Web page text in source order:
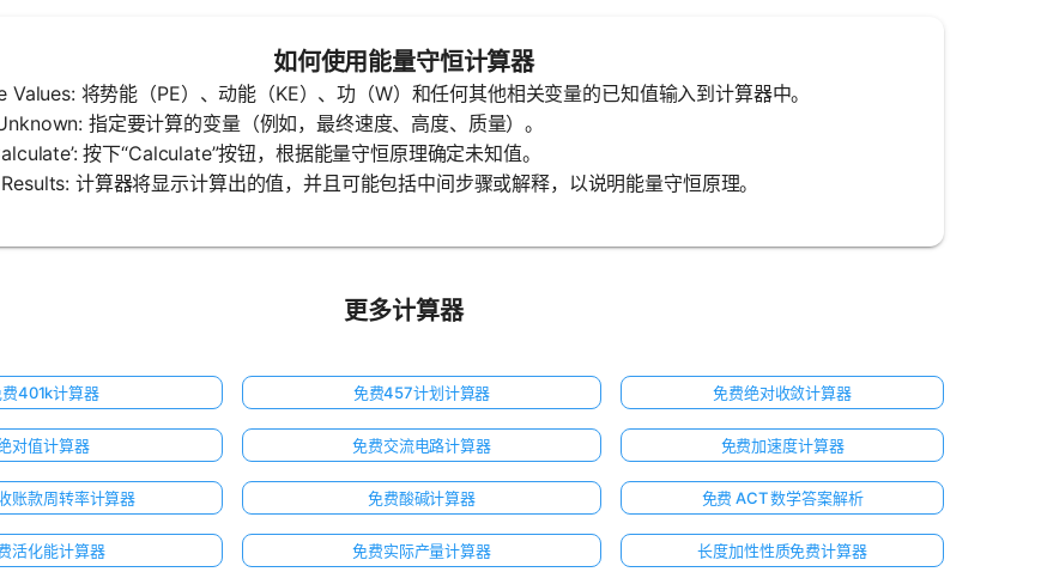
如何使用能量守恒计算器
Values: 将势能（PE）、动能（KE）、功（W）和任何其他相关变量的已知值输入到计算器中。
指定要计算的变量（例如，最终速度、高度、质量）。
按下“Calculate”按钮，根据能量守恒原理确定未知值。
计算器将显示计算出的值，并且可能包括中间步骤或解释，以说明能量守恒原理。
更多计算器
401k计算器 免费457计划计算器 免费绝对收敛计算器
对值计算器 免费交流电路计算器 免费加速度计算器
账款周转率计算器 免费酸碱计算器 免费 ACT 数学答案解析
活化能计算器 免费实际产量计算器 长度加性性质免费计算器